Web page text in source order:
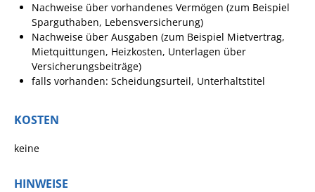
Kinder und Jugendliche
Partnerschaft Trigono-
Orestiada
Vereine + Kultur
Nachweise über vorhandenes Vermögen (zum Beispiel
Sparguthaben, Lebensversicherung)
Nachweise über Ausgaben (zum Beispiel Mietvertrag,
Mietquittungen, Heizkosten, Unterlagen über
Versicherungsbeiträge)
falls vorhanden: Scheidungsurteil, Unterhaltstitel
KOSTEN
keine
HINWEISE